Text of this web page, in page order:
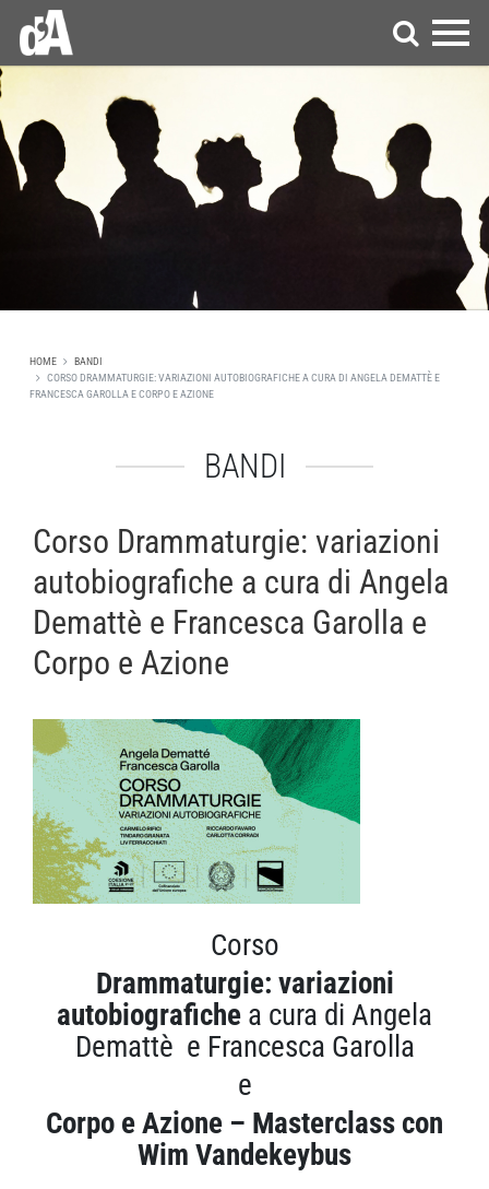
HOME
BANDI
CORSO DRAMMATURGIE: VARIAZIONI AUTOBIOGRAFICHE A CURA DI ANGELA DEMATTÈ E
FRANCESCA GAROLLA E CORPO E AZIONE
BANDI
Corso Drammaturgie: variazioni
autobiografiche a cura di Angela
Demattè e Francesca Garolla e
Corpo e Azione
Corso
Drammaturgie: variazioni
autobiografiche a cura di Angela
Demattè e Francesca Garolla
e
Corpo e Azione – Masterclass con
Wim Vandekeybus